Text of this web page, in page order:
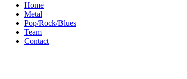
Home
Metal
Pop/Rock/Blues
Team
Contact